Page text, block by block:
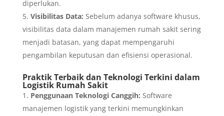
diperlukan.
Visibilitas Data: Sebelum adanya software khusus,
visibilitas data dalam manajemen rumah sakit sering
menjadi batasan, yang dapat mempengaruhi
pengambilan keputusan dan efisiensi operasional.
Praktik Terbaik dan Teknologi Terkini dalam
Logistik Rumah Sakit
Penggunaan Teknologi Canggih: Software
manajemen logistik yang terkini memungkinkan